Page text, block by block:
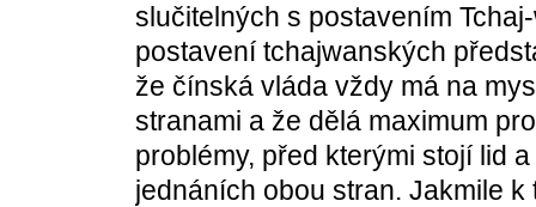
slučitelných s postavením
postavení tchajwanských
že čínská vláda vždy má na
stranami a že dělá maximum
problémy, před kterými stojí lid
jednáních obou stran. Jakmile